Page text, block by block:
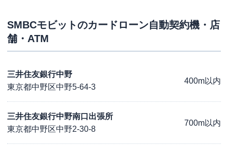
SMBCモビットのカードローン自動契約機・店
舗・ATM
三井住友銀行中野
東京都中野区中野5-64-3
400m以内
三井住友銀行中野南口出張所
東京都中野区中野2-30-8
700m以内